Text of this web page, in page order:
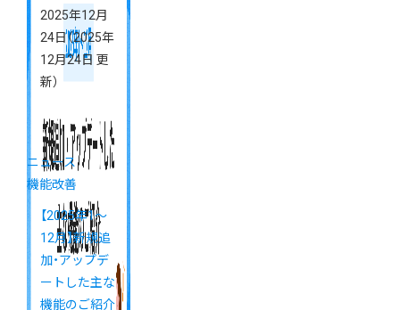
2025年12月
24日（2025年
12月24日 更
新）
ニュース
機能改善
【2025年1～
12月】新規追
加・アップデ
ートした主な
機能のご紹介